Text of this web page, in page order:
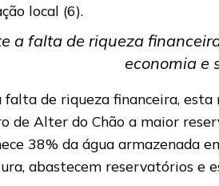
local (6).
a falta de riqueza
economia e
de riqueza financeira,
de Alter do Chão a maior
38% da água armazenada
abastecem reservatórios e